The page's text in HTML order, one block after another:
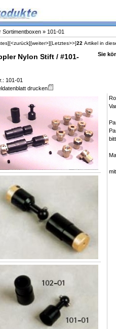
Sortimentboxen » 101-01
[<zurück][weiter>][Letztes>>]22 Artikel in
Nylon Stift / #101-
Sie
101-01
drucken